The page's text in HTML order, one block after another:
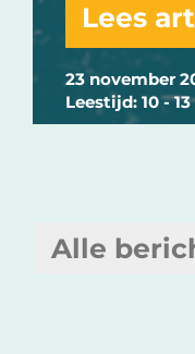
23 november
Leestijd: 10 -
Lees
Alle